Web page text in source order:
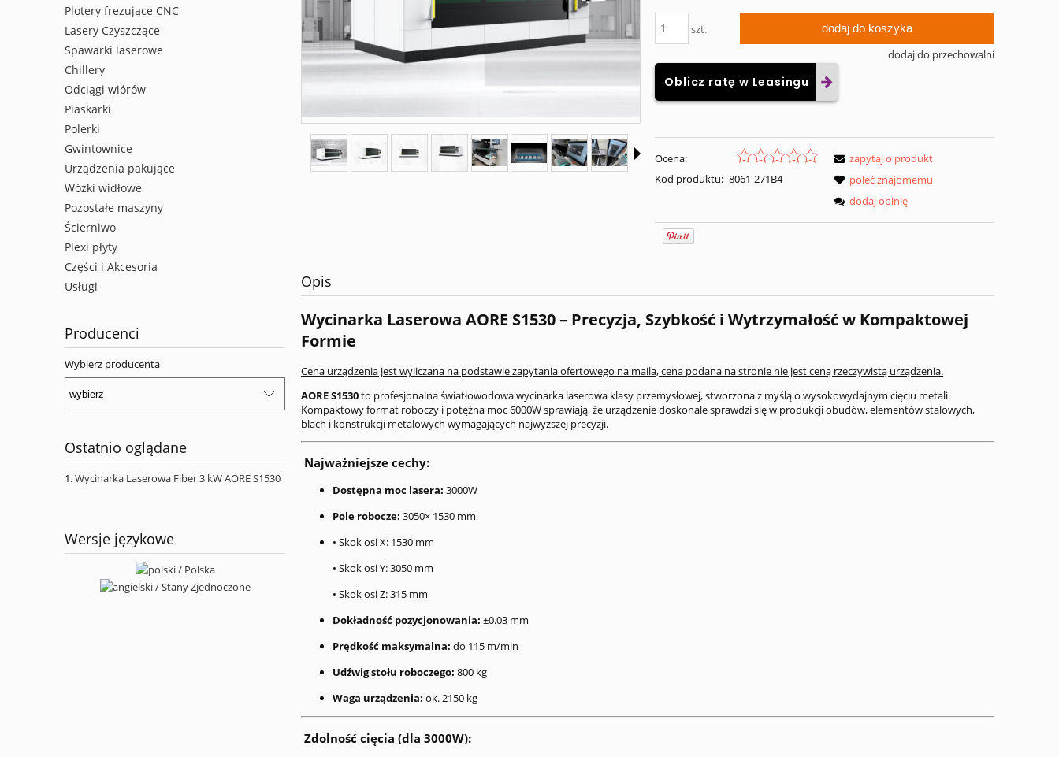
Plotery frezujące CNC
Lasery Czyszczące
Spawarki laserowe
Chillery
Odciągi wiórów
Piaskarki
Polerki
Gwintownice
Urządzenia pakujące
Wózki widłowe
Pozostałe maszyny
Ścierniwo
Plexi płyty
Części i Akcesoria
Usługi
Producenci
Wybierz producenta
Ostatnio oglądane
Wycinarka Laserowa Fiber 3 kW AORE S1530
Wersje językowe
szt. dodaj do koszyka
dodaj do przechowalni
Oblicz ratę w Leasingu
Ocena:
Kod produktu: 8061-271B4
zapytaj o produkt
poleć znajomemu
dodaj opinię
Opis
Wycinarka Laserowa AORE S1530 – Precyzja, Szybkość i Wytrzymałość w Kompaktowej
Formie
Cena urządzenia jest wyliczana na podstawie zapytania ofertowego na maila, cena podana na stronie nie jest ceną rzeczywistą urządzenia.
AORE S1530to profesjonalna światłowodowa wycinarka laserowa klasy przemysłowej, stworzona z myślą o wysokowydajnym cięciu metali.
Kompaktowy format roboczy i potężna moc 6000W sprawiają, że urządzenie doskonale sprawdzi się w produkcji obudów, elementów stalowych,
blach i konstrukcji metalowych wymagających najwyższej precyzji.
Najważniejsze cechy:
Dostępna moc lasera: 3000W
Pole robocze: 3050× 1530 mm
• Skok osi X: 1530 mm
• Skok osi Y: 3050 mm
• Skok osi Z: 315 mm
Dokładność pozycjonowania: ±0.03 mm
Prędkość maksymalna: do 115 m/min
Udźwig stołu roboczego: 800 kg
Waga urządzenia: ok. 2150 kg
Zdolność cięcia (dla 3000W):